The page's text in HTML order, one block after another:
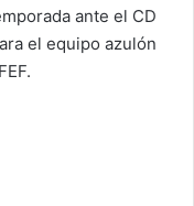
ante el CD
el equipo azulón